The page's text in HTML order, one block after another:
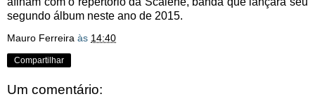
segundo álbum neste ano de 2015.
Mauro Ferreira às 14:40
Compartilhar
Um comentário: